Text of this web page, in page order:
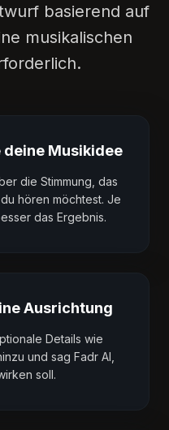
basierend auf
musikalischen
deine Musikidee
die Stimmung, das
hören möchtest. Je
das Ergebnis.
Ausrichtung
Details wie
und sag Fadr AI,
soll.